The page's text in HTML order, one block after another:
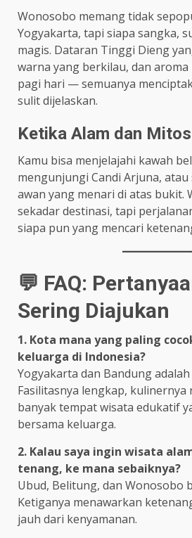
Wonosobo memang tidak
Yogyakarta, tapi siapa sangka,
magis. Dataran Tinggi Dieng
warna yang berkilau, dan
pagi hari — semuanya
sulit dijelaskan.
Ketika Alam dan
Kamu bisa menjelajahi kawah
mengunjungi Candi Arjuna,
awan yang menari di atas bukit.
sekadar destinasi, tapi
siapa pun yang mencari
💬 FAQ:
Sering Diajukan
1. Kota mana yang paling
keluarga di Indonesia?
Yogyakarta dan Bandung
Fasilitasnya lengkap, kulinernya
banyak tempat wisata edukatif
bersama keluarga.
2. Kalau saya ingin wisata
tenang, ke mana sebaiknya?
Ubud, Belitung, dan Wonosobo
Ketiganya menawarkan
jauh dari kenyamanan.